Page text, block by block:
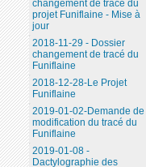
changement de tracé du
projet Funiflaine - Mise à
jour
2018-11-29 - Dossier
changement de tracé du
Funiflaine
2018-12-28-Le Projet
Funiflaine
2019-01-02-Demande de
modification du tracé du
Funiflaine
2019-01-08 -
Dactylographie des